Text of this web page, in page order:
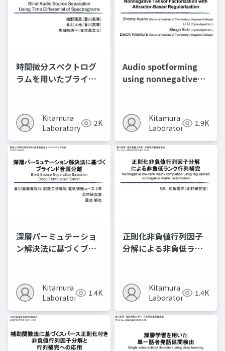
時間微分スペクトログ
ラムを用いたブライン
Kitamura
Laboratory
2K
Audio spotforming
using nonnegative
regularization
Kitamura
Laboratory
1.9K
深層パーミュテーショ
ン解決法に基づくブラ
Kitamura
Laboratory
1.4K
正則化非負値行列因子
分解による非負低ラン
Kitamura
Laboratory
1.4K